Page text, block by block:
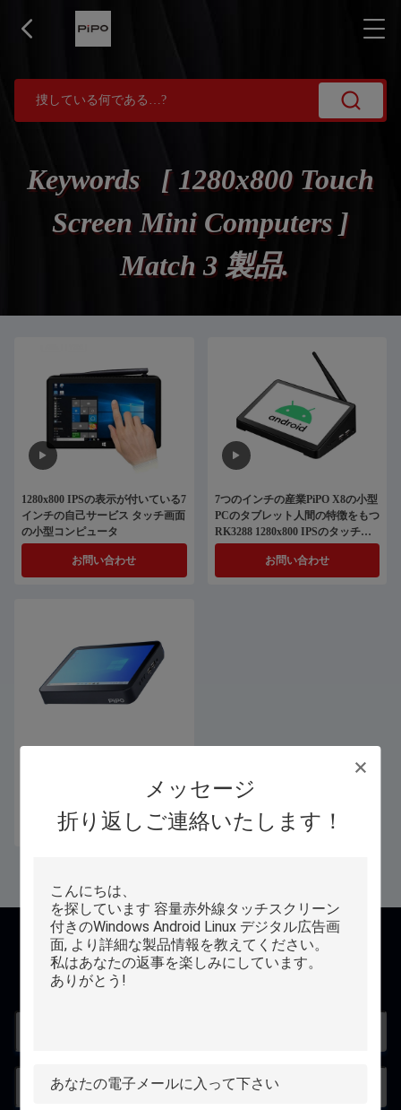
メッセージ
折り返しご連絡いたします！
Keywords [ 1280x800 Touch
Screen Mini Computers ]
Match 3 製品.
1280x800 IPSの表示が付いている7
インチの自己サービス タッチ画面
の小型コンピュータ
お問い合わせ
7つのインチの産業PiPO X8の小型
PCのタブレット人間の特徴をもつ
RK3288 1280x800 IPSのタッチス
クリーン
お問い合わせ
お問い合わせ
連絡先